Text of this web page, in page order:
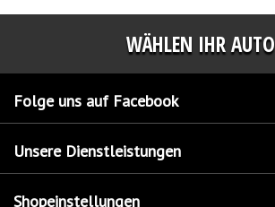
WÄHLEN IHR AUTO
Folge uns auf Facebook
Unsere Dienstleistungen
Shopeinstellungen